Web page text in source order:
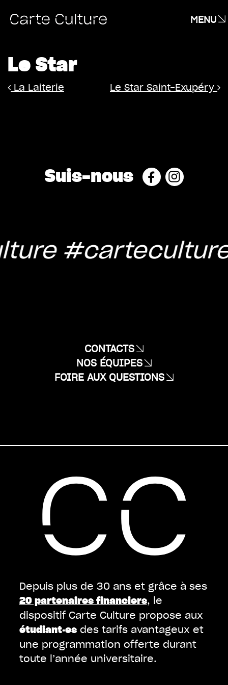
MENU
Le Star
Navigation
La Laiterie Le Star Saint-Exupéry
Suis-nous
CONTACTS
NOS ÉQUIPES
FOIRE AUX QUESTIONS
Depuis plus de 30 ans et grâce à ses
20 partenaires financiers, le
dispositif Carte Culture propose aux
étudiant·esdes tarifs avantageux et
une programmation offerte durant
toute l’année universitaire.